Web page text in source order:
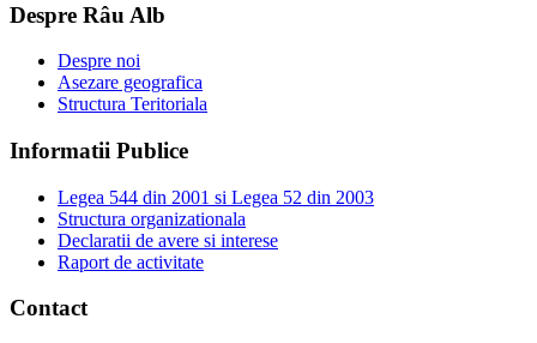
Despre Râu Alb
Despre noi
Asezare geografica
Structura Teritoriala
Informatii Publice
Legea 544 din 2001 si Legea 52 din 2003
Structura organizationala
Declaratii de avere si interese
Raport de activitate
Contact